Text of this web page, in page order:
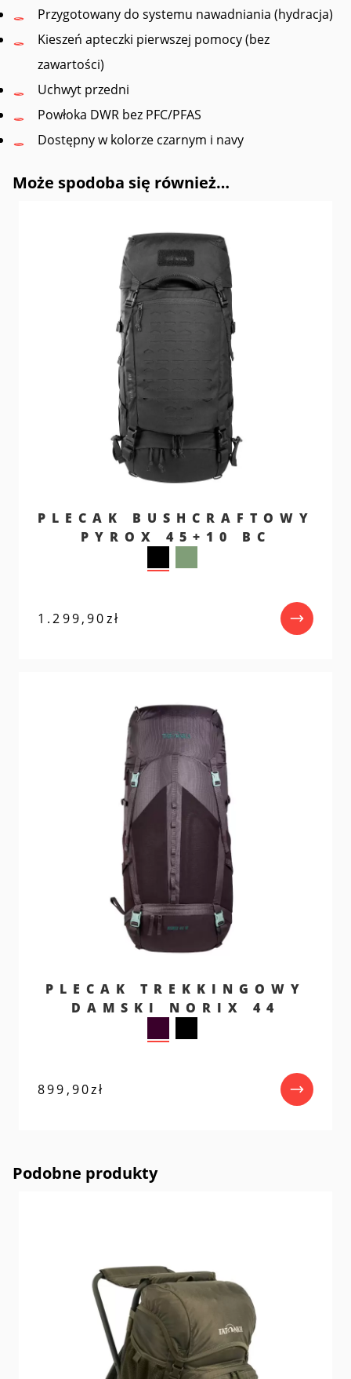
Przygotowany do systemu nawadniania (hydracja)
Kieszeń apteczki pierwszej pomocy (bez
zawartości)
Uchwyt przedni
Powłoka DWR bez PFC/PFAS
Dostępny w kolorze czarnym i navy
Może spodoba się również…
PLECAK BUSHCRAFTOWY
PYROX 45+10 BC
1.299,90zł
PLECAK TREKKINGOWY
DAMSKI NORIX 44
899,90zł
Podobne produkty